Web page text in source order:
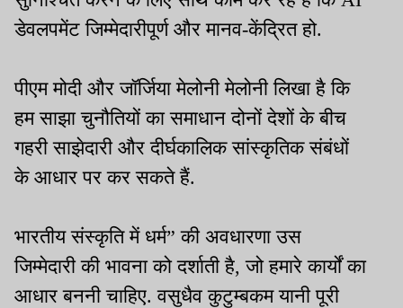
डेवलपमेंट जिम्मेदारीपूर्ण और मानव-केंद्रित हो.
पीएम मोदी और जॉर्जिया मेलोनी मेलोनी लिखा है कि
हम साझा चुनौतियों का समाधान दोनों देशों के बीच
गहरी साझेदारी और दीर्घकालिक सांस्कृतिक संबंधों
के आधार पर कर सकते हैं.
भारतीय संस्कृति में धर्म” की अवधारणा उस
जिम्मेदारी की भावना को दर्शाती है, जो हमारे कार्यों का
आधार बननी चाहिए. वसुधैव कुटुम्बकम यानी पूरी